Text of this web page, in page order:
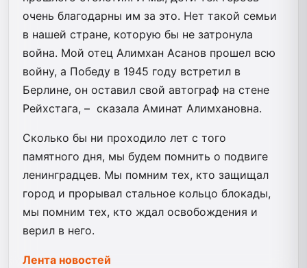
очень благодарны им за это. Нет такой семьи
в нашей стране, которую бы не затронула
война. Мой отец Алимхан Асанов прошел всю
войну, а Победу в 1945 году встретил в
Берлине, он оставил свой автограф на стене
Рейхстага, – сказала Аминат Алимхановна.
Сколько бы ни проходило лет с того
памятного дня, мы будем помнить о подвиге
ленинградцев. Мы помним тех, кто защищал
город и прорывал стальное кольцо блокады,
мы помним тех, кто ждал освобождения и
верил в него.
Лента новостей